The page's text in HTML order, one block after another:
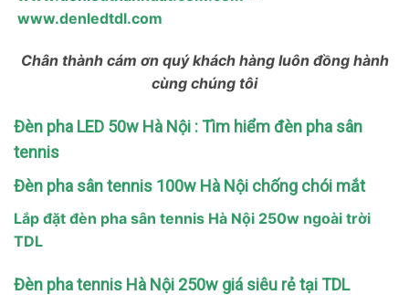
www.denledtdl.com
Chân thành cám ơn quý khách hàng luôn đồng hành
cùng chúng tôi
Đèn pha LED 50w Hà Nội : Tìm hiểm đèn pha sân
tennis
Đèn pha sân tennis 100w Hà Nội chống chói mắt
Lắp đặt đèn pha sân tennis Hà Nội 250w ngoài trời
TDL
Đèn pha tennis Hà Nội 250w giá siêu rẻ tại TDL